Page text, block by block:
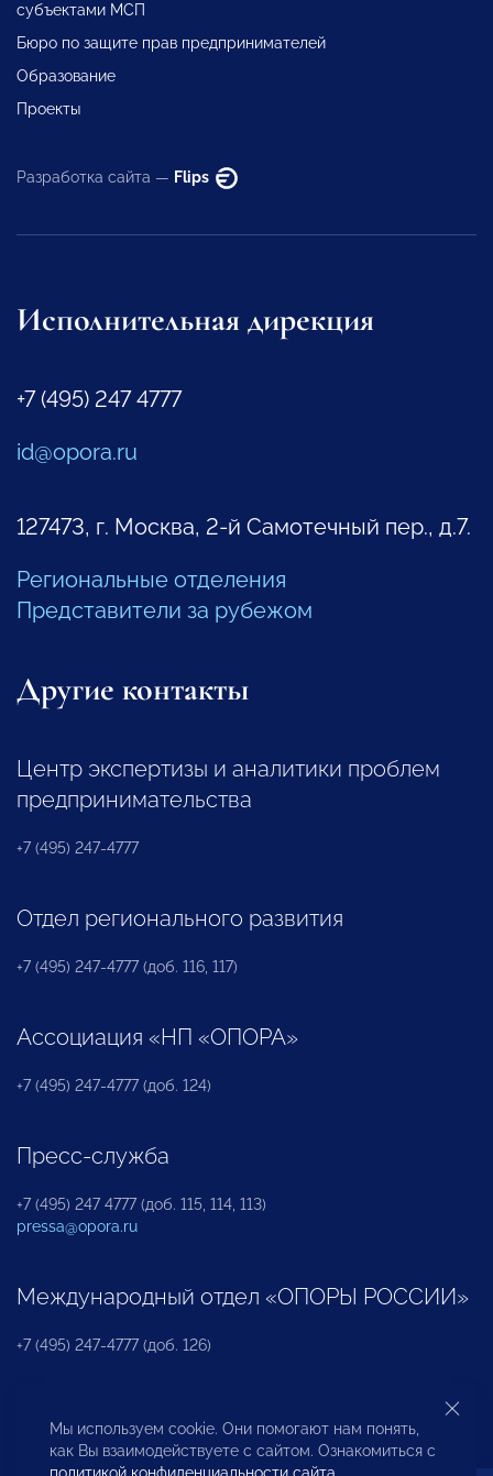
субъектами МСП
Бюро по защите прав предпринимателей
Образование
Проекты
Разработка сайта — Flips
Исполнительная дирекция
+7 (495) 247 4777
id@opora.ru
127473, г. Москва, 2-й Самотечный пер., д.7.
Региональные отделения
Представители за рубежом
Другие контакты
Центр экспертизы и аналитики проблем
предпринимательства
+7 (495) 247-4777
Отдел регионального развития
+7 (495) 247-4777 (доб. 116, 117)
Ассоциация «НП «ОПОРА»
+7 (495) 247-4777 (доб. 124)
Пресс-служба
+7 (495) 247 4777 (доб. 115, 114, 113)
pressa@opora.ru
Международный отдел «ОПОРЫ РОССИИ»
+7 (495) 247-4777 (доб. 126)
Бюро по защите прав предпринимателей и
инвесторов
Мы используем cookie. Они помогают нам понять,
как Вы взаимодействуете с сайтом. Ознакомиться с
политикой конфиденциальности сайта